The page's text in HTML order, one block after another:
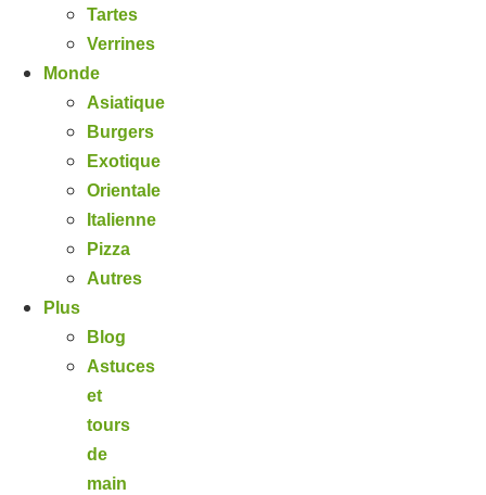
Tartes
Verrines
Monde
Asiatique
Burgers
Exotique
Orientale
Italienne
Pizza
Autres
Plus
Blog
Astuces
et
tours
de
main